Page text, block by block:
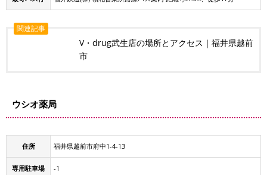
関連記事
V・drug武生店の場所とアクセス｜福井県越前
市
ウシオ薬局
住所 福井県越前市府中1-4-13
専用駐車場 -1